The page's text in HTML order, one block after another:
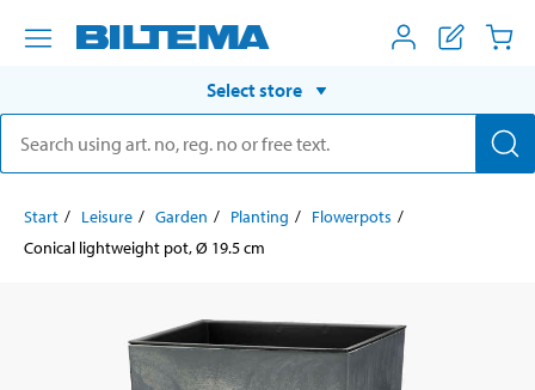
Select store
Start Leisure Garden Planting
Flowerpots
Conical lightweight pot, Ø 19.5 cm